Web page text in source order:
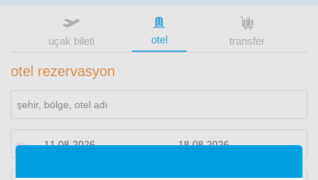
uçak bileti otel transfer
otel rezervasyon